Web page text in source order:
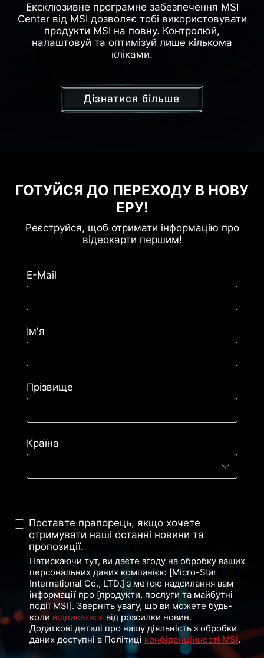
Ексклюзивне програмне забезпечення MSI
Center від MSI дозволяє тобі використовувати
продукти MSI на повну. Контролюй,
налаштовуй та оптимізуй лише кількома
кліками.
Дізнатися більше
Дізнатися більше
Дізнатися більше
Дізнатися більше
Дізнатися більше
Дізнатися більше
ГОТУЙСЯ ДО ПЕРЕХОДУ В НОВУ
ЕРУ!
Реєструйся, щоб отримати інформацію про
відеокарти першим!
E-Mail
Ім'я
Прізвище
Країна
Поставте прапорець, якщо хочете
отримувати наші останні новини та
пропозиції.
Натискаючи тут, ви даєте згоду на обробку ваших
персональних даних компанією [Micro-Star
International Co., LTD.] з метою надсилання вам
інформації про [продукти, послуги та майбутні
події MSI]. Зверніть увагу, що ви можете будь-
коли відписатися від розсилки новин.
Додаткові деталі про нашу діяльність з обробки
даних доступні в Політиці конфіденційності MSI.